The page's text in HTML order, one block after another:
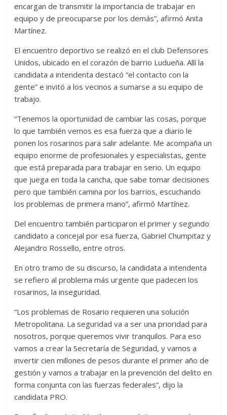
encargan de transmitir la importancia de trabajar en
equipo y de preocuparse por los demás”, afirmó Anita
Martínez.
El encuentro deportivo se realizó en el club Defensores
Unidos, ubicado en el corazón de barrio Ludueña. Allí la
candidata a intendenta destacó “el contacto con la
gente” e invitó a los vecinos a sumarse a su equipo de
trabajo.
“Tenemos la oportunidad de cambiar las cosas, porque
lo que también vemos es esa fuerza que a diario le
ponen los rosarinos para salir adelante. Me acompaña un
equipo enorme de profesionales y especialistas, gente
que está preparada para trabajar en serio. Un equipo
que juega en toda la cancha, que sabe tomar decisiones
pero que también camina por los barrios, escuchando
los problemas de primera mano”, afirmó Martínez.
Del encuentro también participaron el primer y segundo
candidato a concejal por esa fuerza, Gabriel Chumpitaz y
Alejandro Rossello, entre otros.
En otro tramo de su discurso, la candidata a intendenta
se refiero al problema más urgente que padecen los
rosarinos, la inseguridad.
“Los problemas de Rosario requieren una solución
Metropolitana. La seguridad va a ser una prioridad para
nosotros, porque queremos vivir tranquilos. Para eso
vamos a crear la Secretaría de Seguridad, y vamos a
invertir cien millones de pesos durante el primer año de
gestión y vamos a trabajar en la prevención del delito en
forma conjunta con las fuerzas federales”, dijo la
candidata PRO.